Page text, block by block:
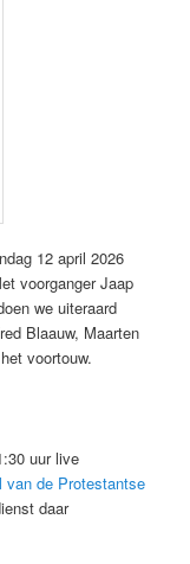
12 april 2026
voorganger Jaap
we uiteraard
Blaauw, Maarten
voortouw.
uur live
van de Protestantse
daar